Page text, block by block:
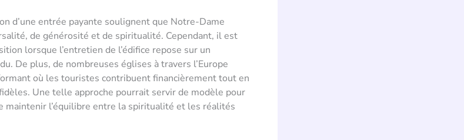
d’une entrée payante soulignent que Notre-Dame
de générosité et de spiritualité. Cependant, il est
lorsque l’entretien de l’édifice repose sur un
De plus, de nombreuses églises à travers l’Europe
où les touristes contribuent financièrement tout en
Une telle approche pourrait servir de modèle pour
maintenir l’équilibre entre la spiritualité et les réalités